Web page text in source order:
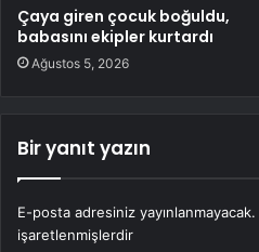
Çaya giren çocuk boğuldu,
babasını ekipler kurtardı
Ağustos 5, 2026
Bir yanıt yazın
E-posta adresiniz yayınlanmayacak.
işaretlenmişlerdir